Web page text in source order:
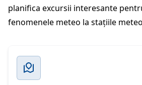
planifica excursii interesante
fenomenele meteo la stațiile